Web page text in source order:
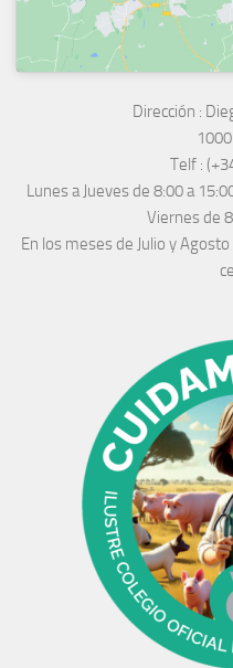
Dirección :
Telf :
Lunes a Jueves de 8:00 a
Viernes de
En los meses de Julio y